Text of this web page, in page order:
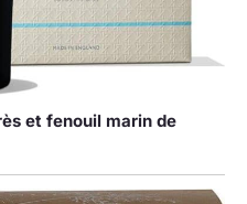
et fenouil marin de